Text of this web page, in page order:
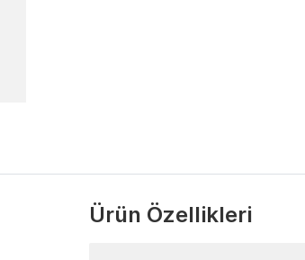
Ürün Özellikleri